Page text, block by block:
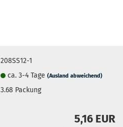
208SS12-1
ca. 3-4 Tage(Ausland abweichend)
3.68 Packung
5,16 EUR